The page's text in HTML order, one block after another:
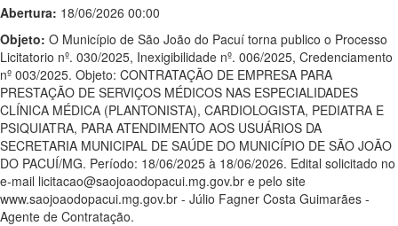
Abertura: 18/06/2026 00:00
Objeto: O Município de São João do Pacuí torna publico o Processo
Licitatorio nº. 030/2025, Inexigibilidade nº. 006/2025, Credenciamento
nº 003/2025. Objeto: CONTRATAÇÃO DE EMPRESA PARA
PRESTAÇÃO DE SERVIÇOS MÉDICOS NAS ESPECIALIDADES
CLÍNICA MÉDICA (PLANTONISTA), CARDIOLOGISTA, PEDIATRA E
PSIQUIATRA, PARA ATENDIMENTO AOS USUÁRIOS DA
SECRETARIA MUNICIPAL DE SAÚDE DO MUNICÍPIO DE SÃO JOÃO
DO PACUÍ/MG. Período: 18/06/2025 à 18/06/2026. Edital solicitado no
e-mail licitacao@saojoaodopacui.mg.gov.br e pelo site
www.saojoaodopacui.mg.gov.br - Júlio Fagner Costa Guimarães -
Agente de Contratação.